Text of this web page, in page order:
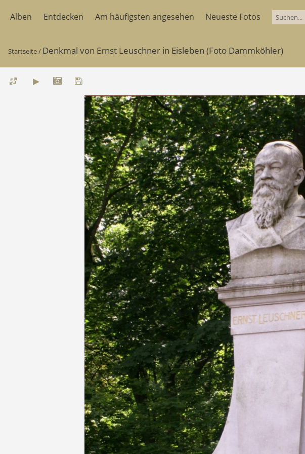
Alben Entdecken Am häufigsten angesehen Neueste Fotos
Startseite/ Denkmal von Ernst Leuschner in Eisleben (Foto Dammköhler)